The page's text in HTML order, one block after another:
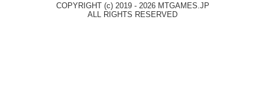
COPYRIGHT (c) 2019 - 2026 MTGAMES.JP
ALL RIGHTS RESERVED